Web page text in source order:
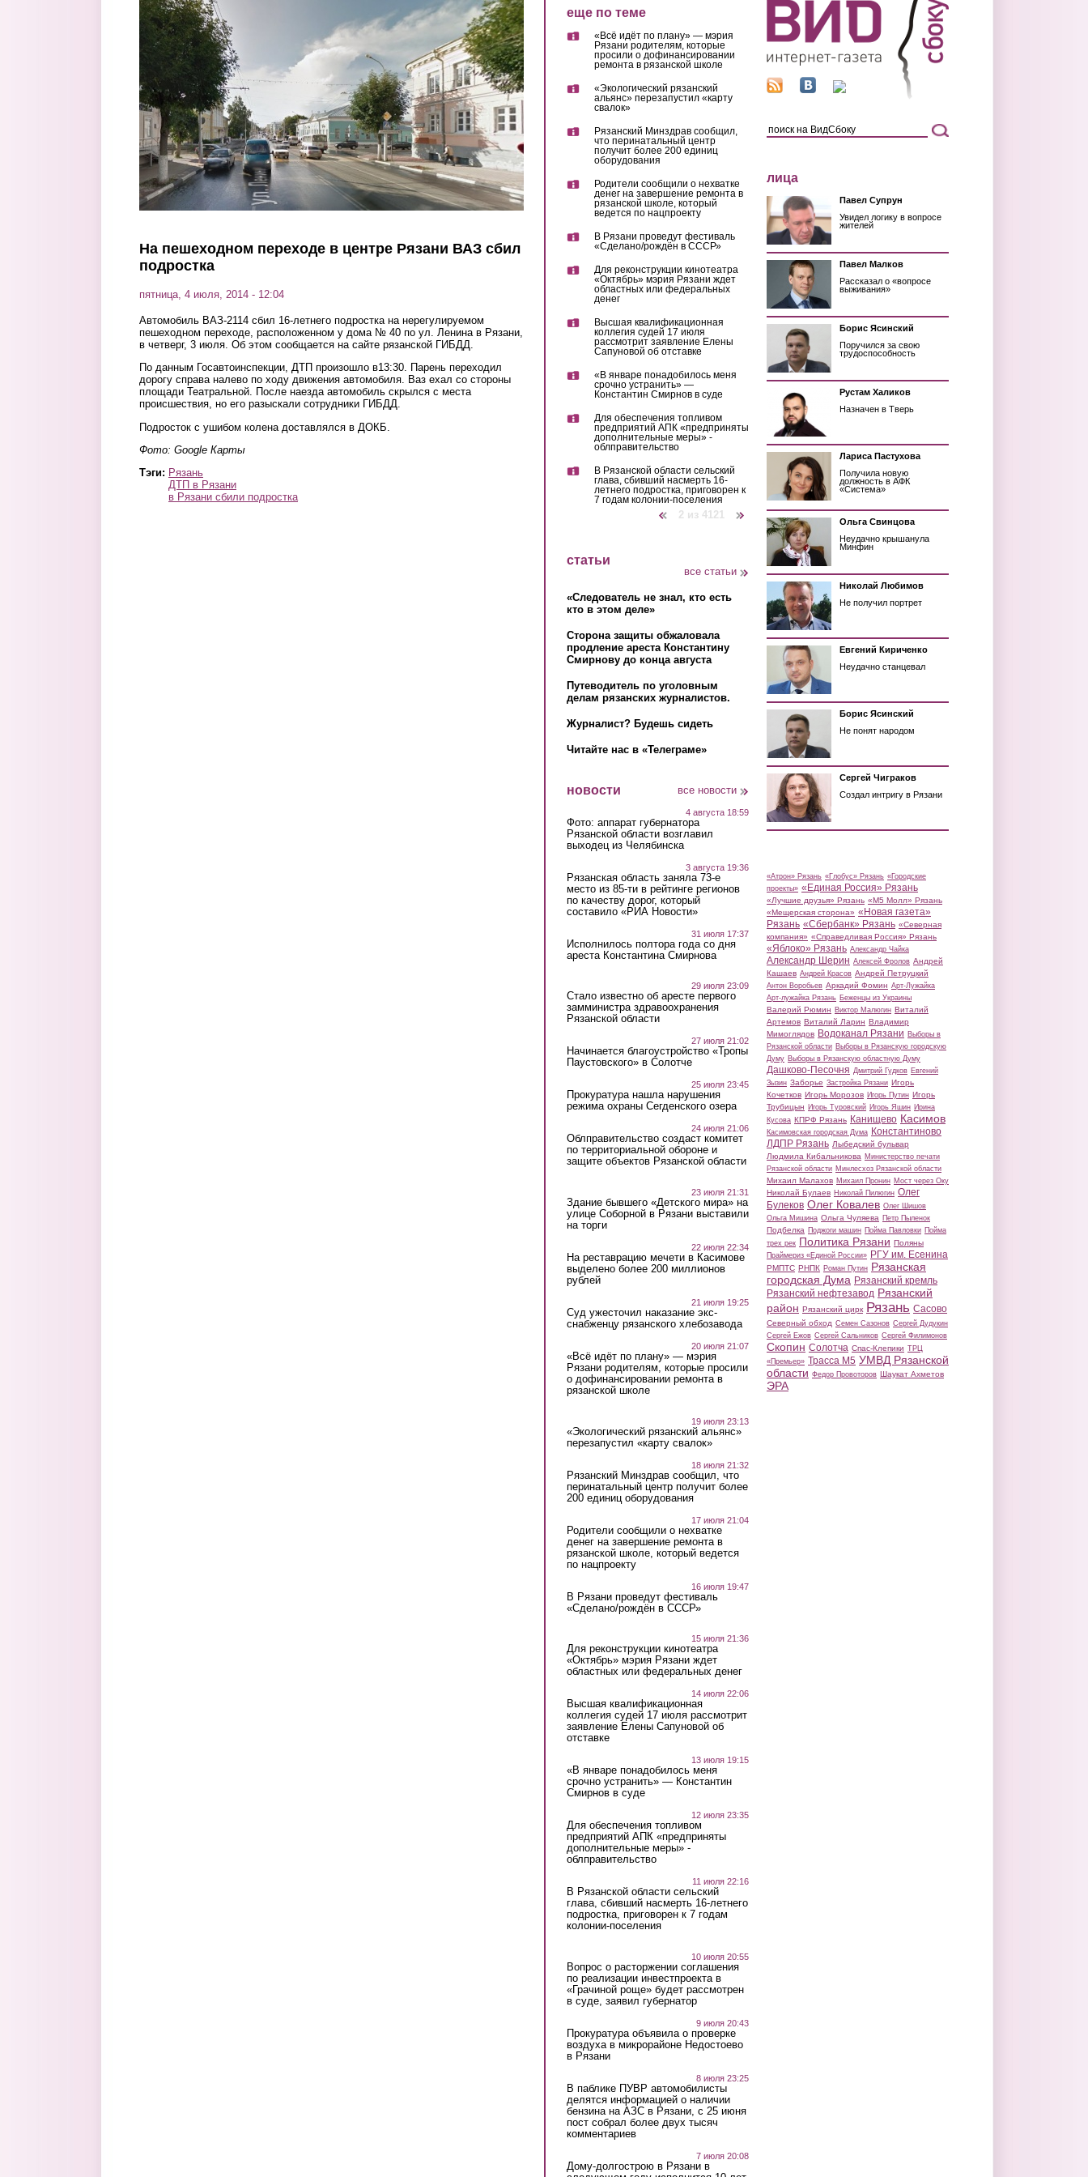
Перейти к основному содержанию
На пешеходном переходе в центре Рязани ВАЗ сбил
подростка
пятница, 4 июля, 2014 - 12:04
Автомобиль ВАЗ-2114 сбил 16-летнего подростка на нерегулируемом
пешеходном переходе, расположенном у дома № 40 по ул. Ленина в Рязани,
в четверг, 3 июля. Об этом сообщается на сайте рязанской ГИБДД.
По данным Госавтоинспекции, ДТП произошло в13:30. Парень переходил
дорогу справа налево по ходу движения автомобиля. Ваз ехал со стороны
площади Театральной. После наезда автомобиль скрылся с места
происшествия, но его разыскали сотрудники ГИБДД.
Подросток с ушибом колена доставлялся в ДОКБ.
Фото: Google Карты
Тэги: Рязань
ДТП в Рязани
в Рязани сбили подростка
еще по теме
«Всё идёт по плану» — мэрия
Рязани родителям, которые
просили о дофинансировании
ремонта в рязанской школе
«Экологический рязанский
альянс» перезапустил «карту
свалок»
Рязанский Минздрав сообщил,
что перинатальный центр
получит более 200 единиц
оборудования
Родители сообщили о нехватке
денег на завершение ремонта в
рязанской школе, который
ведется по нацпроекту
В Рязани проведут фестиваль
«Сделано/рождён в СССР»
Для реконструкции кинотеатра
«Октябрь» мэрия Рязани ждет
областных или федеральных
денег
Высшая квалификационная
коллегия судей 17 июля
рассмотрит заявление Елены
Сапуновой об отставке
«В январе понадобилось меня
срочно устранить» —
Константин Смирнов в суде
Для обеспечения топливом
предприятий АПК «предприняты
дополнительные меры» -
облправительство
В Рязанской области сельский
глава, сбивший насмерть 16-
летнего подростка, приговорен к
7 годам колонии-поселения
2 из 4121
статьи
все статьи
«Следователь не знал, кто есть
кто в этом деле»
Сторона защиты обжаловала
продление ареста Константину
Смирнову до конца августа
Путеводитель по уголовным
делам рязанских журналистов.
Журналист? Будешь сидеть
Читайте нас в «Телеграме»
новости все новости
4 августа 18:59
Фото: аппарат губернатора
Рязанской области возглавил
выходец из Челябинска
3 августа 19:36
Рязанская область заняла 73-е
место из 85-ти в рейтинге регионов
по качеству дорог, который
составило «РИА Новости»
31 июля 17:37
Исполнилось полтора года со дня
ареста Константина Смирнова
29 июля 23:09
Стало известно об аресте первого
замминистра здравоохранения
Рязанской области
27 июля 21:02
Начинается благоустройство «Тропы
Паустовского» в Солотче
25 июля 23:45
Прокуратура нашла нарушения
режима охраны Сегденского озера
24 июля 21:06
Облправительство создаст комитет
по территориальной обороне и
защите объектов Рязанской области
23 июля 21:31
Здание бывшего «Детского мира» на
улице Соборной в Рязани выставили
на торги
22 июля 22:34
На реставрацию мечети в Касимове
выделено более 200 миллионов
рублей
21 июля 19:25
Суд ужесточил наказание экс-
снабженцу рязанского хлебозавода
20 июля 21:07
«Всё идёт по плану» — мэрия
Рязани родителям, которые просили
о дофинансировании ремонта в
рязанской школе
19 июля 23:13
«Экологический рязанский альянс»
перезапустил «карту свалок»
18 июля 21:32
Рязанский Минздрав сообщил, что
перинатальный центр получит более
200 единиц оборудования
17 июля 21:04
Родители сообщили о нехватке
денег на завершение ремонта в
рязанской школе, который ведется
по нацпроекту
16 июля 19:47
В Рязани проведут фестиваль
«Сделано/рождён в СССР»
15 июля 21:36
Для реконструкции кинотеатра
«Октябрь» мэрия Рязани ждет
областных или федеральных денег
14 июля 22:06
Высшая квалификационная
коллегия судей 17 июля рассмотрит
заявление Елены Сапуновой об
отставке
13 июля 19:15
«В январе понадобилось меня
срочно устранить» — Константин
Смирнов в суде
12 июля 23:35
Для обеспечения топливом
предприятий АПК «предприняты
дополнительные меры» -
облправительство
11 июля 22:16
В Рязанской области сельский
глава, сбивший насмерть 16-летнего
подростка, приговорен к 7 годам
колонии-поселения
10 июля 20:55
Вопрос о расторжении соглашения
по реализации инвестпроекта в
«Грачиной роще» будет рассмотрен
в суде, заявил губернатор
9 июля 20:43
Прокуратура объявила о проверке
воздуха в микрорайоне Недостоево
в Рязани
8 июля 23:25
В паблике ПУВР автомобилисты
делятся информацией о наличии
бензина на АЗС в Рязани, с 25 июня
пост собрал более двух тысяч
комментариев
7 июля 20:08
Дому-долгострою в Рязани в
лица
Павел Супрун
Увидел логику в вопросе
жителей
Павел Малков
Рассказал о «вопросе
выживания»
Борис Ясинский
Поручился за свою
трудоспособность
Рустам Халиков
Назначен в Тверь
Лариса Пастухова
Получила новую
должность в АФК
«Система»
Ольга Свинцова
Неудачно крышанула
Минфин
Николай Любимов
Не получил портрет
Евгений Кириченко
Неудачно станцевал
Борис Ясинский
Не понят народом
Сергей Чиграков
Создал интригу в Рязани
«Атрон» Рязань «Глобус» Рязань «Городские
проекты» «Единая Россия» Рязань
«Лучшие друзья» Рязань «М5 Молл» Рязань
«Мещерская сторона» «Новая газета»
Рязань «Сбербанк» Рязань «Северная
компания» «Справедливая Россия» Рязань
«Яблоко» Рязань Александр Чайка
Александр Шерин Алексей Фролов Андрей
Кашаев Андрей Красов Андрей Петруцкий
Антон Воробьев Аркадий Фомин Арт-Лужайка
Арт-лужайка Рязань Беженцы из Украины
Валерий Рюмин Виктор Малюгин Виталий
Артемов Виталий Ларин Владимир
Мимоглядов Водоканал Рязани Выборы в
Рязанской области Выборы в Рязанскую городскую
Думу Выборы в Рязанскую областную Думу
Дашково-Песочня Дмитрий Гудков Евгений
Зызин Заборье Застройка Рязани Игорь
Кочетков Игорь Морозов Игорь Путин Игорь
Трубицын Игорь Туровский Игорь Яшин Ирина
Кусова КПРФ Рязань Канищево Касимов
Касимовская городская Дума Константиново
ЛДПР Рязань Лыбедский бульвар
Людмила Кибальникова Министерство печати
Рязанской области Минлесхоз Рязанской области
Михаил Малахов Михаил Пронин Мост через Оку
Николай Булаев Николай Пилюгин Олег
Булеков Олег Ковалев Олег Шишов
Ольга Мишина Ольга Чуляева Петр Пыленок
Подбелка Поджоги машин Пойма Павловки Пойма
трех рек Политика Рязани Поляны
Праймериз «Единой России» РГУ им. Есенина
РМПТС РНПК Роман Путин Рязанская
городская Дума Рязанский кремль
Рязанский нефтезавод Рязанский
район Рязанский цирк Рязань Сасово
Северный обход Семен Сазонов Сергей Дудукин
Сергей Ежов Сергей Сальников Сергей Филимонов
Скопин Солотча Спас-Клепики ТРЦ
«Премьер» Трасса М5 УМВД Рязанской
области Федор Провоторов Шаукат Ахметов
ЭРА